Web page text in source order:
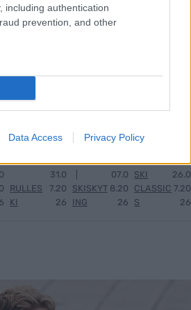
including authentication
prevention, and other
Data Access Privacy Policy
stjern
er
RULLES
KI
31.0
7.20
26
verde
nsstje
KI
SKISKYT
ING
07.0
8.20
26
RULLES
|
SKI
CLASSIC
S
26.0
7.20
26